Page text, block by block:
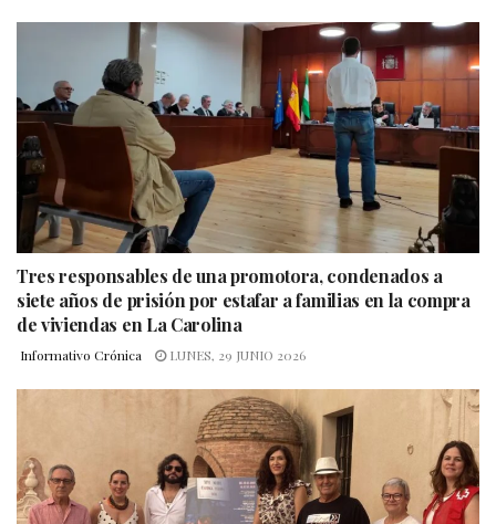
Tres responsables de una promotora, condenados a
siete años de prisión por estafar a familias en la compra
de viviendas en La Carolina
Informativo Crónica LUNES, 29 JUNIO 2026